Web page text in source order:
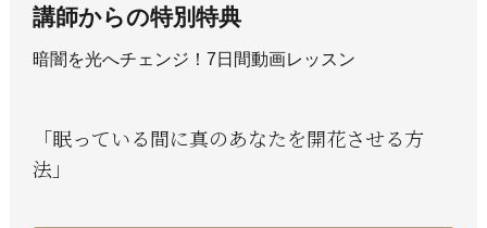
講師からの特別特典
暗闇を光へチェンジ！7日間動画レッスン
「眠っている間に真のあなたを開花させる方
法」